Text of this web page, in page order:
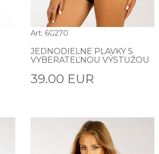
Art: 6G270
JEDNODIELNE PLAVKY S
VYBERATEĽNOU VÝSTUŽOU
39.00 EUR